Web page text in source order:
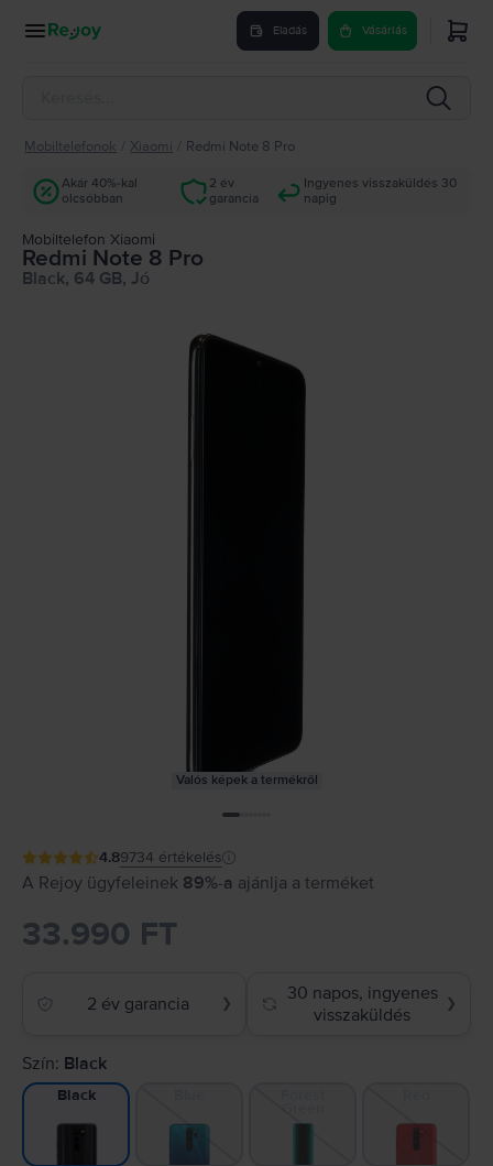
Eladás Vásárlás
Mobiltelefonok Xiaomi Redmi Note 8 Pro
Akár 40%-kal
olcsóbban
2 év
garancia
Ingyenes visszaküldés 30
napig
Mobiltelefon Xiaomi
Redmi Note 8 Pro
Black, 64 GB, Jó
Valós képek a termékről
4.89734 értékelés
A Rejoy ügyfeleinek 89%-a ajánlja a terméket
33.990 FT
2 év garancia ❯
30 napos, ingyenes
visszaküldés
❯
Szín: Black
Black